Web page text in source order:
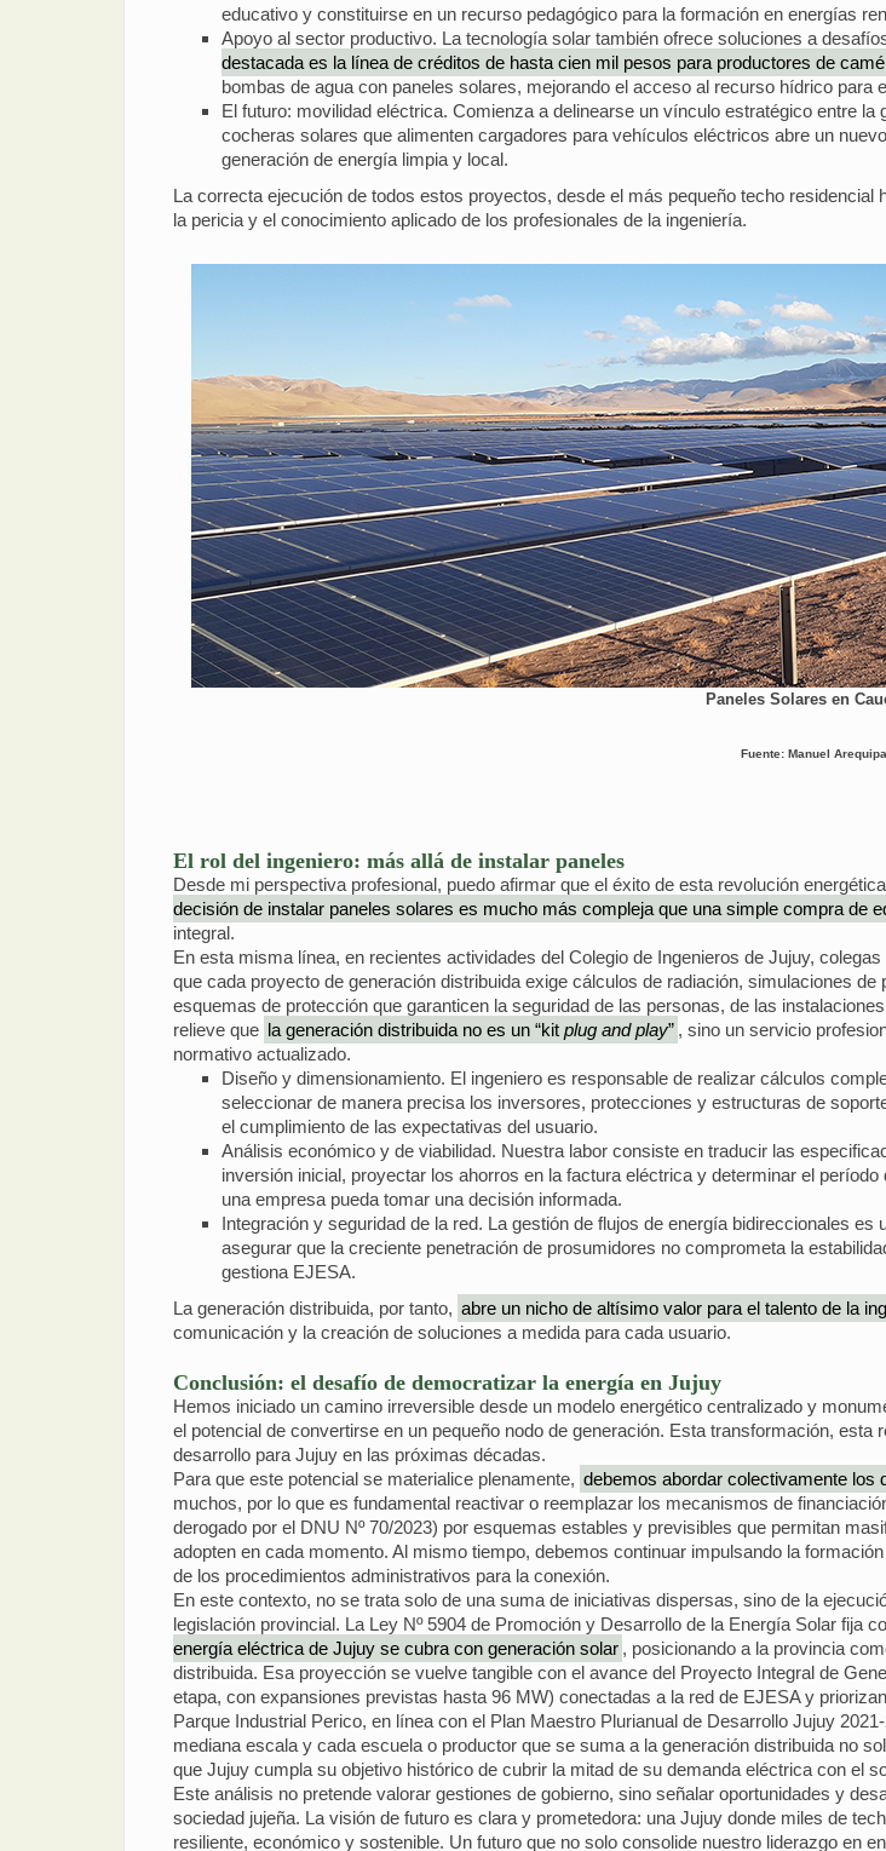
educativo y constituirse en un recurso pedagógico para la formación en energías
Apoyo al sector productivo. La tecnología solar también ofrece soluciones a
destacada es la línea de créditos de hasta cien mil pesos para productores de
bombas de agua con paneles solares, mejorando el acceso al recurso hídrico para
El futuro: movilidad eléctrica. Comienza a delinearse un vínculo estratégico entre
cocheras solares que alimenten cargadores para vehículos eléctricos abre un
generación de energía limpia y local.
La correcta ejecución de todos estos proyectos, desde el más pequeño techo
la pericia y el conocimiento aplicado de los profesionales de la ingeniería.
Paneles Solares en
Fuente: Manuel Arequipa
El rol del ingeniero: más allá de instalar paneles
Desde mi perspectiva profesional, puedo afirmar que el éxito de esta revolución
decisión de instalar paneles solares es mucho más compleja que una simple compra de
integral.
En esta misma línea, en recientes actividades del Colegio de Ingenieros de Jujuy,
que cada proyecto de generación distribuida exige cálculos de radiación, simulaciones
esquemas de protección que garanticen la seguridad de las personas, de las
relieve que la generación distribuida no es un “kitplug and play” , sino un servicio
normativo actualizado.
Diseño y dimensionamiento. El ingeniero es responsable de realizar cálculos
seleccionar de manera precisa los inversores, protecciones y estructuras de
el cumplimiento de las expectativas del usuario.
Análisis económico y de viabilidad. Nuestra labor consiste en traducir las
inversión inicial, proyectar los ahorros en la factura eléctrica y determinar el
una empresa pueda tomar una decisión informada.
Integración y seguridad de la red. La gestión de flujos de energía bidireccionales
asegurar que la creciente penetración de prosumidores no comprometa la
gestiona EJESA.
La generación distribuida, por tanto, abre un nicho de altísimo valor para el talento de la
comunicación y la creación de soluciones a medida para cada usuario.
Conclusión: el desafío de democratizar la energía en Jujuy
Hemos iniciado un camino irreversible desde un modelo energético centralizado y
el potencial de convertirse en un pequeño nodo de generación. Esta transformación,
desarrollo para Jujuy en las próximas décadas.
Para que este potencial se materialice plenamente, debemos abordar colectivamente los
muchos, por lo que es fundamental reactivar o reemplazar los mecanismos de
derogado por el DNU Nº 70/2023) por esquemas estables y previsibles que permitan
adopten en cada momento. Al mismo tiempo, debemos continuar impulsando la
de los procedimientos administrativos para la conexión.
En este contexto, no se trata solo de una suma de iniciativas dispersas, sino de la
legislación provincial. La Ley Nº 5904 de Promoción y Desarrollo de la Energía Solar fija
energía eléctrica de Jujuy se cubra con generación solar , posicionando a la provincia
distribuida. Esa proyección se vuelve tangible con el avance del Proyecto Integral de
etapa, con expansiones previstas hasta 96 MW) conectadas a la red de EJESA y
Parque Industrial Perico, en línea con el Plan Maestro Plurianual de Desarrollo Jujuy
mediana escala y cada escuela o productor que se suma a la generación distribuida no
que Jujuy cumpla su objetivo histórico de cubrir la mitad de su demanda eléctrica con el
Este análisis no pretende valorar gestiones de gobierno, sino señalar oportunidades y
sociedad jujeña. La visión de futuro es clara y prometedora: una Jujuy donde miles de
resiliente, económico y sostenible. Un futuro que no solo consolide nuestro liderazgo en